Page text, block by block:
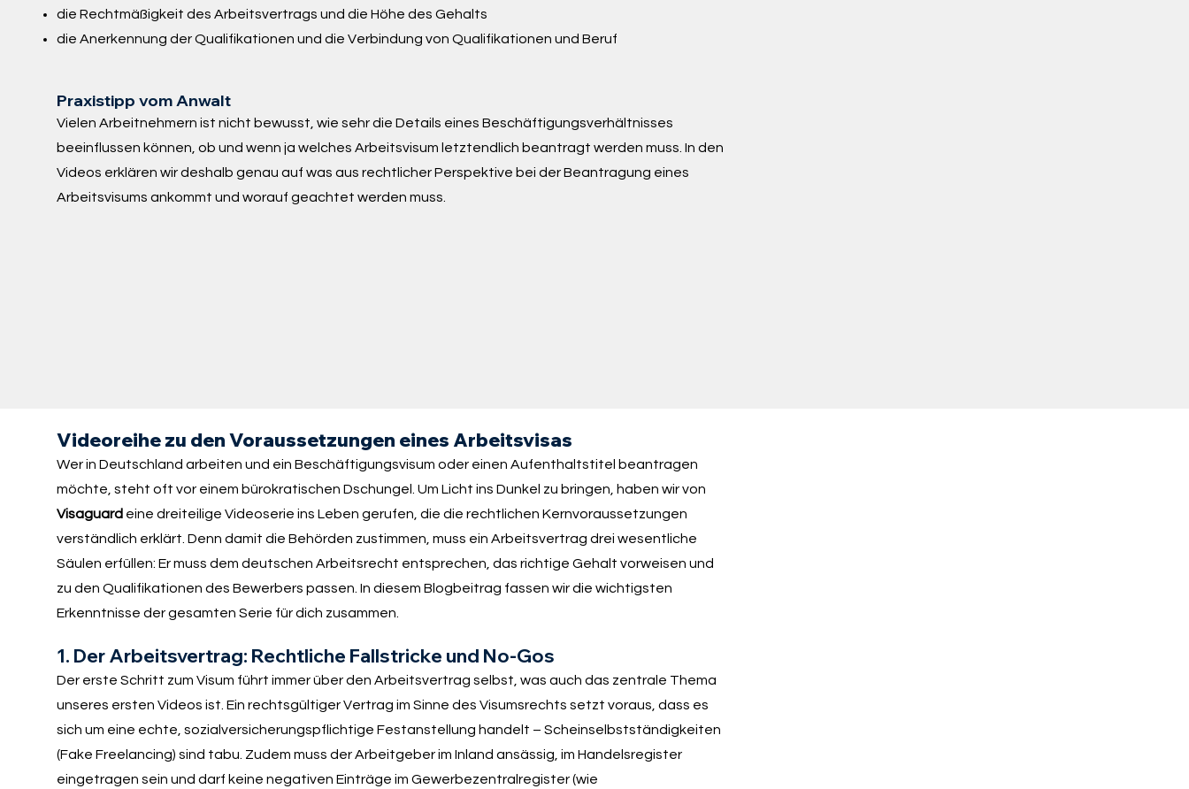
die Rechtmäßigkeit des Arbeitsvertrags und die Höhe des Gehalts
die Anerkennung der Qualifikationen und die Verbindung von Qualifikationen und Beruf
Praxistipp vom Anwalt
Vielen Arbeitnehmern ist nicht bewusst, wie sehr die Details eines Beschäftigungsverhältnisses
beeinflussen können, ob und wenn ja welches Arbeitsvisum letztendlich beantragt werden muss. In den
Videos erklären wir deshalb genau auf was aus rechtlicher Perspektive bei der Beantragung eines
Arbeitsvisums ankommt und worauf geachtet werden muss.
Videoreihe zu den Voraussetzungen eines Arbeitsvisas
Wer in Deutschland arbeiten und ein Beschäftigungsvisum oder einen Aufenthaltstitel beantragen
möchte, steht oft vor einem bürokratischen Dschungel. Um Licht ins Dunkel zu bringen, haben wir von
Visaguardeine dreiteilige Videoserie ins Leben gerufen, die die rechtlichen Kernvoraussetzungen
verständlich erklärt. Denn damit die Behörden zustimmen, muss ein Arbeitsvertrag drei wesentliche
Säulen erfüllen: Er muss dem deutschen Arbeitsrecht entsprechen, das richtige Gehalt vorweisen und
zu den Qualifikationen des Bewerbers passen. In diesem Blogbeitrag fassen wir die wichtigsten
Erkenntnisse der gesamten Serie für dich zusammen.
1. Der Arbeitsvertrag: Rechtliche Fallstricke und No-Gos
Der erste Schritt zum Visum führt immer über den Arbeitsvertrag selbst, was auch das zentrale Thema
unseres ersten Videos ist. Ein rechtsgültiger Vertrag im Sinne des Visumsrechts setzt voraus, dass es
sich um eine echte, sozialversicherungspflichtige Festanstellung handelt – Scheinselbstständigkeiten
(Fake Freelancing) sind tabu. Zudem muss der Arbeitgeber im Inland ansässig, im Handelsregister
eingetragen sein und darf keine negativen Einträge im Gewerbezentralregister (wie